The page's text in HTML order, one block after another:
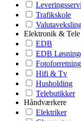
Trafikskole
Elektronik & Tele
EDB
EDB
Hifi & Tv
Husholding
Telebutikker
Håndværkere
Elektriker